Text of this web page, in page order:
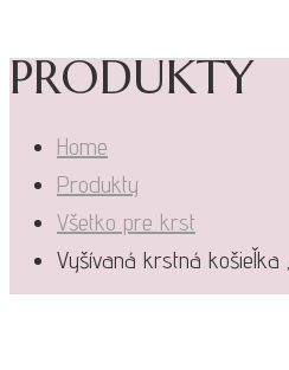
PRODUKTY
Home
Produkty
Všetko pre krst
Vyšívaná krstná košieľka